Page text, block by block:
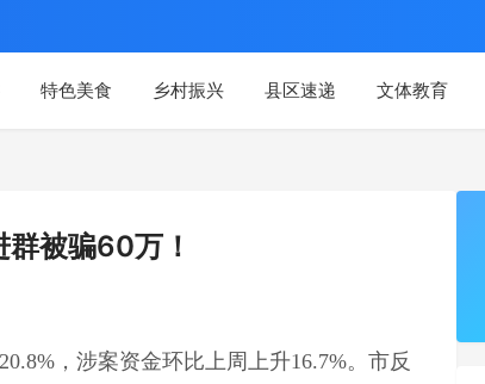
特色美食 乡村振兴 县区速递 文体教育
被骗60万！
，涉案资金环比上周上升16.7%。市反